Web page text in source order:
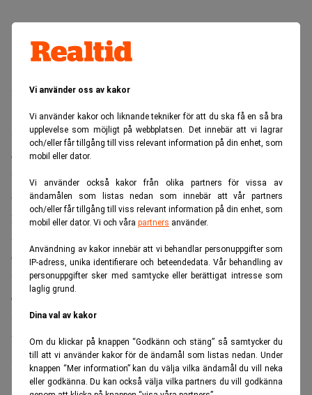
Vi använder oss av kakor
Vi använder kakor och liknande tekniker för att du ska få en så bra
upplevelse som möjligt på webbplatsen. Det innebär att vi lagrar
och/eller får tillgång till viss relevant information på din enhet, som
mobil eller dator.
Vi använder också kakor från olika partners för vissa av
ändamålen som listas nedan som innebär att vår partners
och/eller får tillgång till viss relevant information på din enhet, som
mobil eller dator. Vi och våra partners använder.
Användning av kakor innebär att vi behandlar personuppgifter som
IP-adress, unika identifierare och beteendedata. Vår behandling av
personuppgifter sker med samtycke eller berättigat intresse som
laglig grund.
Dina val av kakor
Om du klickar på knappen “Godkänn och stäng” så samtycker du
till att vi använder kakor för de ändamål som listas nedan. Under
knappen “Mer information” kan du välja vilka ändamål du vill neka
eller godkänna. Du kan också välja vilka partners du vill godkänna
Under 2015 ökade SPP Fonder sitt förvaltade kapital till
134 miljarder kronor. Inflödet var under året 11,4
miljarder kronor, vilket motsvarar knappt 9,6 procent av
de totala inflödena på den svenska fondmarknaden enligt
fondanalysfirman Moneymate.
— Trots att även 2015 påverkades av såväl finansiell som
politisk oro var utvecklingen på många av världens
aktiemarknader positiv. Nysparandet har gått stadigt uppåt
och intresset för indexfonder har varit fortsatt stort vilket
varit gynnsamt för oss, säger Liza Jonson, vd SPP Fonder, i
en kommentar.
SPP Fonder ser nu fram emot 2016 och året har minst sagt
fått en flygande start. Inflödena var bara under januari
månad över en miljard kronor.